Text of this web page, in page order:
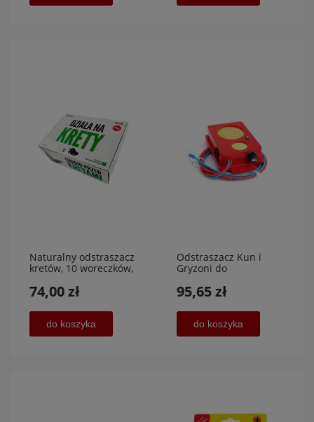
Naturalny odstraszacz
kretów, 10 woreczków,
74,00 zł
do koszyka
Odstraszacz Kun i
Gryzoni do
Ultradźwięki LED 12V
95,65 zł
do koszyka